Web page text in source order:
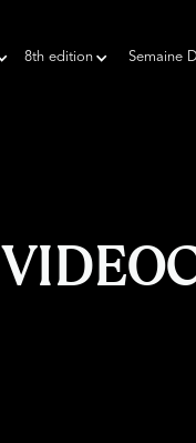
8th edition Semaine